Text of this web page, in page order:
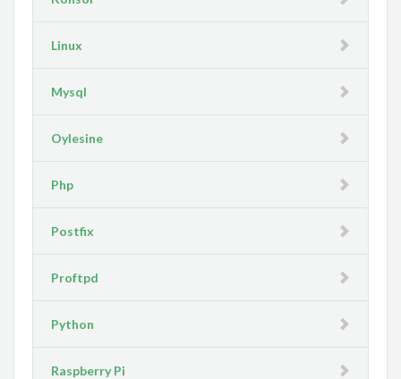
Linux
Mysql
Oylesine
Php
Postfix
Proftpd
Python
Raspberry Pi